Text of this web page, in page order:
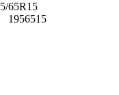
65R15
1956515